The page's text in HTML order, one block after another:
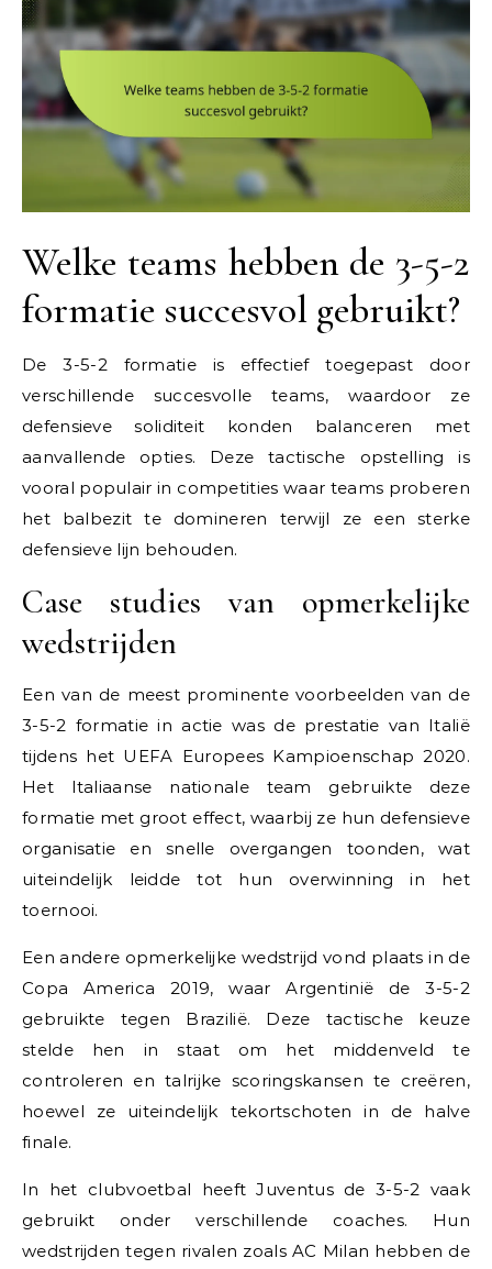
Welke teams hebben de 3-5-2
formatie succesvol gebruikt?
De 3-5-2 formatie is effectief toegepast door
verschillende succesvolle teams, waardoor ze
defensieve soliditeit konden balanceren met
aanvallende opties. Deze tactische opstelling is
vooral populair in competities waar teams proberen
het balbezit te domineren terwijl ze een sterke
defensieve lijn behouden.
Case studies van opmerkelijke
wedstrijden
Een van de meest prominente voorbeelden van de
3-5-2 formatie in actie was de prestatie van Italië
tijdens het UEFA Europees Kampioenschap 2020.
Het Italiaanse nationale team gebruikte deze
formatie met groot effect, waarbij ze hun defensieve
organisatie en snelle overgangen toonden, wat
uiteindelijk leidde tot hun overwinning in het
toernooi.
Een andere opmerkelijke wedstrijd vond plaats in de
Copa America 2019, waar Argentinië de 3-5-2
gebruikte tegen Brazilië. Deze tactische keuze
stelde hen in staat om het middenveld te
controleren en talrijke scoringskansen te creëren,
hoewel ze uiteindelijk tekortschoten in de halve
finale.
In het clubvoetbal heeft Juventus de 3-5-2 vaak
gebruikt onder verschillende coaches. Hun
wedstrijden tegen rivalen zoals AC Milan hebben de